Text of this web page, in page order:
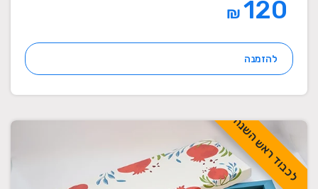
₪
להזמנה
לכבוד ראש השנה